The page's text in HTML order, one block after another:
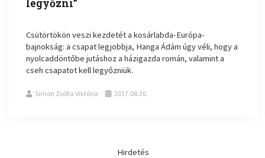
legyőzni”
Csütörtökön veszi kezdetét a kosárlabda-Európa-
bajnokság: a csapat legjobbja, Hanga Ádám úgy véli, hogy a
nyolcaddöntőbe jutáshoz a házigazda román, valamint a
cseh csapatot kell legyőzniük.
Simon Zsófia Viktória 2017.08.30.
Hirdetés